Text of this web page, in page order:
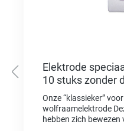
Elektrode
10 stuks zonder
Onze “klassieker”
wolfraamelektrode
hebben zich bewezen